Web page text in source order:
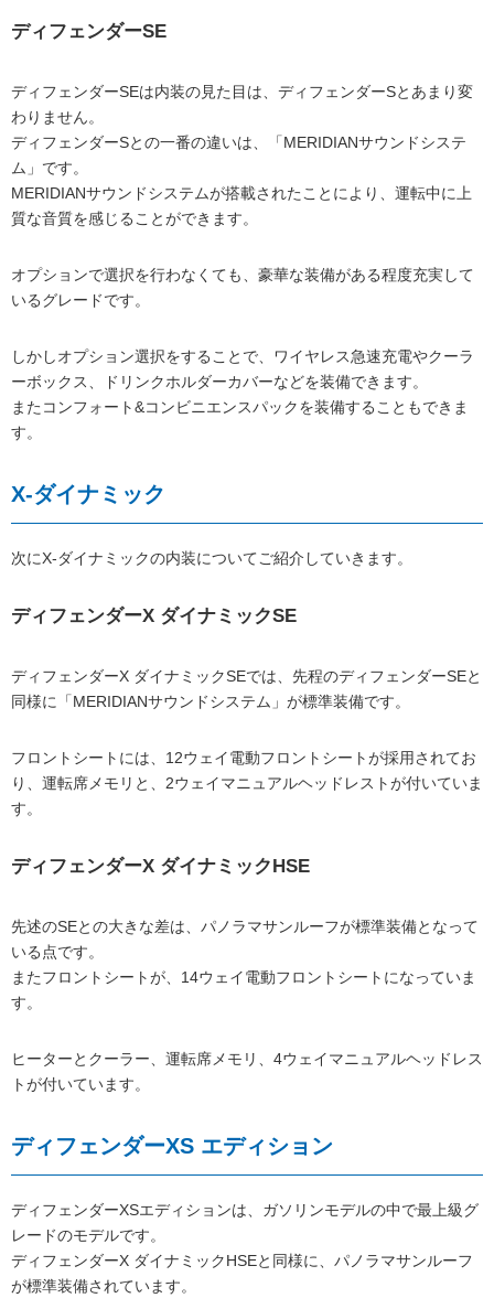
ディフェンダーSE
ディフェンダーSEは内装の見た目は、ディフェンダーSとあまり変
わりません。
ディフェンダーSとの一番の違いは、「MERIDIANサウンドシステ
ム」です。
MERIDIANサウンドシステムが搭載されたことにより、運転中に上
質な音質を感じることができます。
オプションで選択を行わなくても、豪華な装備がある程度充実して
いるグレードです。
しかしオプション選択をすることで、ワイヤレス急速充電やクーラ
ーボックス、ドリンクホルダーカバーなどを装備できます。
またコンフォート&コンビニエンスパックを装備することもできま
す。
X-ダイナミック
次にX-ダイナミックの内装についてご紹介していきます。
ディフェンダーX ダイナミックSE
ディフェンダーX ダイナミックSEでは、先程のディフェンダーSEと
同様に「MERIDIANサウンドシステム」が標準装備です。
フロントシートには、12ウェイ電動フロントシートが採用されてお
り、運転席メモリと、2ウェイマニュアルヘッドレストが付いていま
す。
ディフェンダーX ダイナミックHSE
先述のSEとの大きな差は、パノラマサンルーフが標準装備となって
いる点です。
またフロントシートが、14ウェイ電動フロントシートになっていま
す。
ヒーターとクーラー、運転席メモリ、4ウェイマニュアルヘッドレス
トが付いています。
ディフェンダーXS エディション
ディフェンダーXSエディションは、ガソリンモデルの中で最上級グ
レードのモデルです。
ディフェンダーX ダイナミックHSEと同様に、パノラマサンルーフ
が標準装備されています。